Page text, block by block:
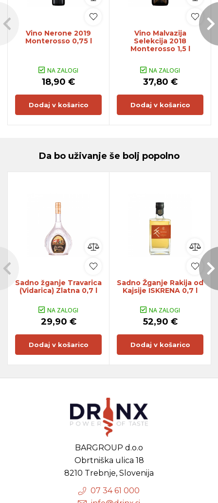
Vino Nerone 2019
Monterosso 0,75 l
NA ZALOGI
18,90 €
Dodaj v košarico
Vino Malvazija
Selekcija 2018
Monterosso 1,5 l
NA ZALOGI
37,80 €
Dodaj v košarico
Da bo uživanje še bolj popolno
Sadno žganje Travarica
(Vidarica) Zlatna 0,7 l
NA ZALOGI
29,90 €
Dodaj v košarico
Sadno Žganje Rakija od
Kajsije ISKRENA 0,7 l
NA ZALOGI
52,90 €
Dodaj v košarico
BARGROUP d.o.o
Obrtniška ulica 18
8210 Trebnje, Slovenija
07 34 61 000